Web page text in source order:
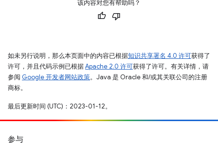
该内容对您有帮助吗？
如未另行说明，那么本页面中的内容已根据知识共享署名 4.0 许可获得了
许可，并且代码示例已根据Apache 2.0 许可获得了许可。有关详情，请
参阅 Google 开发者网站政策。Java 是 Oracle 和/或其关联公司的注册
商标。
最后更新时间 (UTC)：2023-01-12。
参与